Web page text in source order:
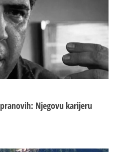
Njegovu karijeru